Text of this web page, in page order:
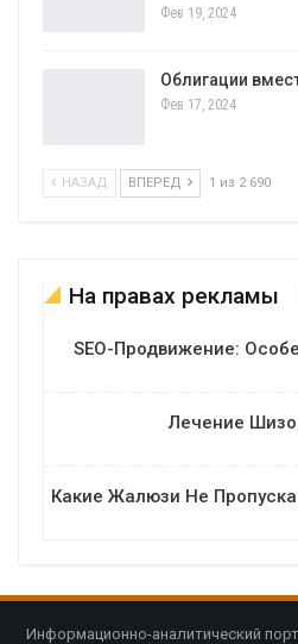
Фев 19, 2024
Облигации
Фев 17, 2024
НАЗАД ВПЕРЕД 1 из 2 690
На правах рекламы
SEO-Продвижение:
Лечение
Какие Жалюзи Не
Информационно-аналитический